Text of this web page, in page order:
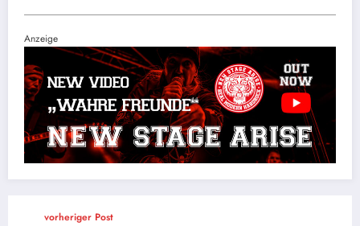
Anzeige
vorheriger Post